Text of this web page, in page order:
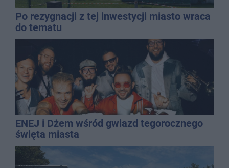
Po rezygnacji z tej inwestycji miasto wraca
do tematu
ENEJ i Dżem wśród gwiazd tegorocznego
święta miasta